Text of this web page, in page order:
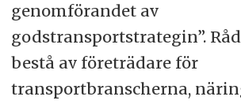
genomförandet av
godstransportstrategin”.
bestå av företrädare för
transportbranscherna,